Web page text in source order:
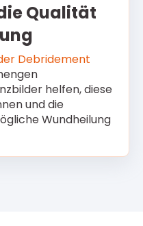
Qualität
Debridement
helfen, diese
und die
Wundheilung